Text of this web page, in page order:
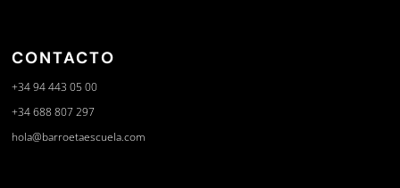
CONTACTO
+34 94 443 05 00
+34 688 807 297
hola@barroetaescuela.com